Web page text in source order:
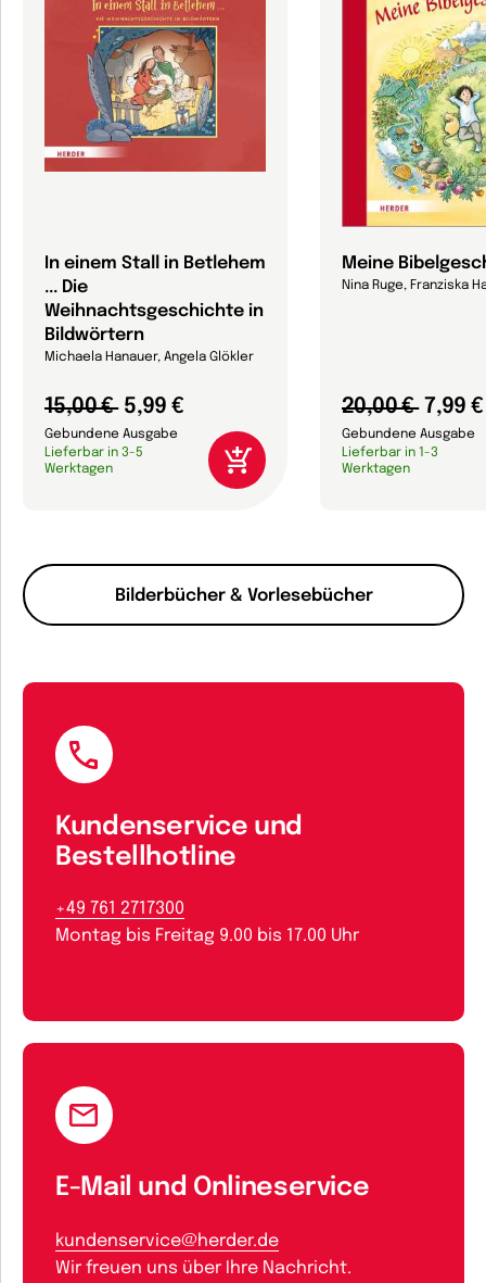
Bilderbücher & Vorlesebücher
In einem Stall in Betlehem
... Die
Weihnachtsgeschichte in
Bildwörtern
Michaela Hanauer, Angela Glökler
15,00 € 5,99 €
Gebundene Ausgabe
Lieferbar in 3-5
Werktagen
Meine
Nina Ruge, Franziska
20,00 € 7,99 €
Gebundene Ausgabe
Lieferbar in 1-3
Werktagen
Kundenservice und
Bestellhotline
+49 761 2717300
Montag bis Freitag 9.00 bis 17.00 Uhr
E-Mail und Onlineservice
kundenservice@herder.de
Wir freuen uns über Ihre Nachricht.